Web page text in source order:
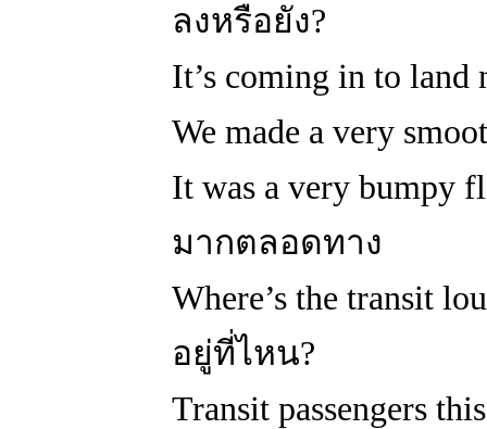
ลงหรือยัง?
It’s coming in to
We made a very
It was a very
มากตลอดทาง
Where’s the
อยู่ที่ไหน?
Transit passengers